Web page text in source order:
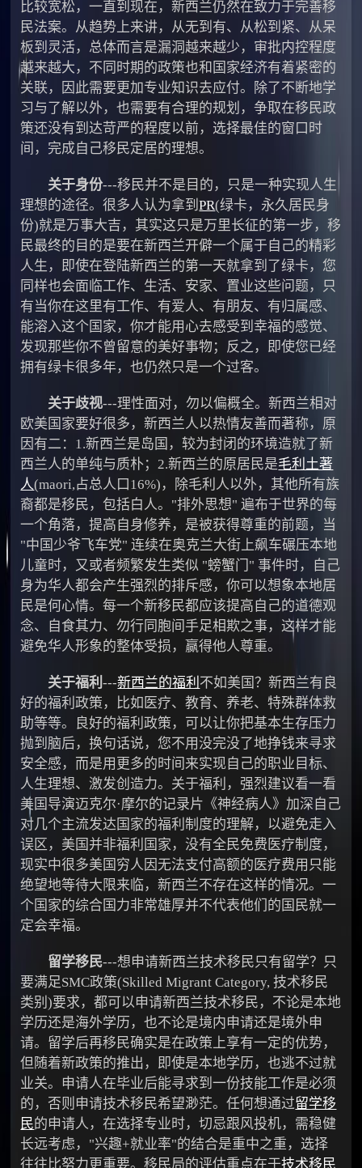
比较宽松，一直到现在，新西兰仍然在致力于完善移
民法案。从趋势上来讲，从无到有、从松到紧、从呆
板到灵活，总体而言是漏洞越来越少，审批内控程度
越来越大，不同时期的政策也和国家经济有着紧密的
关联，因此需要更加专业知识去应付。除了不断地学
习与了解以外，也需要有合理的规划，争取在移民政
策还没有到达苛严的程度以前，选择最佳的窗口时
间，完成自己移民定居的理想。
关于身份---移民并不是目的，只是一种实现人生
理想的途径。很多人认为拿到PR(绿卡，永久居民身
份)就是万事大吉，其实这只是万里长征的第一步，移
民最终的目的是要在新西兰开僻一个属于自己的精彩
人生，即使在登陆新西兰的第一天就拿到了绿卡，您
同样也会面临工作、生活、安家、置业这些问题，只
有当你在这里有工作、有爱人、有朋友、有归属感、
能溶入这个国家，你才能用心去感受到幸福的感觉、
发现那些你不曾留意的美好事物；反之，即使您已经
拥有绿卡很多年，也仍然只是一个过客。
关于歧视---理性面对，勿以偏概全。新西兰相对
欧美国家要好很多，新西兰人以热情友善而著称，原
因有二：1.新西兰是岛国，较为封闭的环境造就了新
西兰人的单纯与质朴；2.新西兰的原居民是毛利土著
人(maori,占总人口16%)，除毛利人以外，其他所有族
裔都是移民，包括白人。"排外思想" 遍布于世界的每
一个角落，提高自身修养，是被获得尊重的前题，当
"中国少爷飞车党" 连续在奥克兰大街上飙车碾压本地
儿童时，又或者频繁发生类似 "螃蟹门" 事件时，自己
身为华人都会产生强烈的排斥感，你可以想象本地居
民是何心情。每一个新移民都应该提高自己的道德观
念、自食其力、勿行同胞间手足相欺之事，这样才能
避免华人形象的整体受损，赢得他人尊重。
关于福利---新西兰的福利 不如美国？新西兰有良
好的福利政策，比如医疗、教育、养老、特殊群体救
助等等。良好的福利政策，可以让你把基本生存压力
抛到脑后，换句话说，您不用没完没了地挣钱来寻求
安全感，而是用更多的时间来实现自己的职业目标、
人生理想、激发创造力。关于福利，强烈建议看一看
美国导演迈克尔·摩尔的记录片《神经病人》加深自己
对几个主流发达国家的福利制度的理解，以避免走入
误区，美国并非福利国家，没有全民免费医疗制度，
现实中很多美国穷人因无法支付高额的医疗费用只能
绝望地等待大限来临，新西兰不存在这样的情况。一
个国家的综合国力非常雄厚并不代表他们的国民就一
定会幸福。
留学移民---想申请新西兰技术移民只有留学？只
要满足SMC政策(Skilled Migrant Category, 技术移民
类别)要求，都可以申请新西兰技术移民，不论是本地
学历还是海外学历，也不论是境内申请还是境外申
请。留学后再移民确实是在政策上享有一定的优势，
但随着新政策的推出，即使是本地学历，也逃不过就
业关。申请人在毕业后能寻求到一份技能工作是必须
的，否则申请技术移民希望渺茫。任何想通过留学移
民的申请人，在选择专业时，切忌跟风投机，需稳健
长远考虑，"兴趣+就业率"的结合是重中之重，选择
往往比努力更重要。移民局的评估重点在于技术移民